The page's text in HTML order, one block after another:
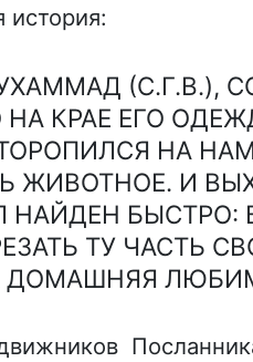
история:
(С.Г.В.),
КРАЕ ЕГО
НА
ЖИВОТНОЕ. И
НАЙДЕН БЫСТРО:
ТУ ЧАСТЬ
ДОМАШНЯЯ